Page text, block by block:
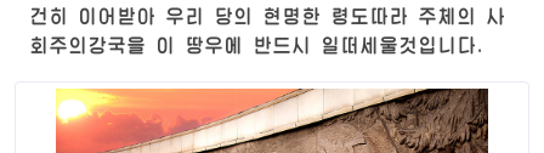
건히 이어받아 우리 당의 현명한 령도따라 주체의 사
회주의강국을 이 땅우에 반드시 일떠세울것입니다.